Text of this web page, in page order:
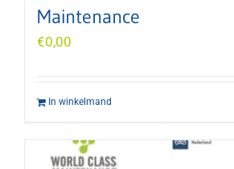
Maintenance
€0,00
In winkelmand